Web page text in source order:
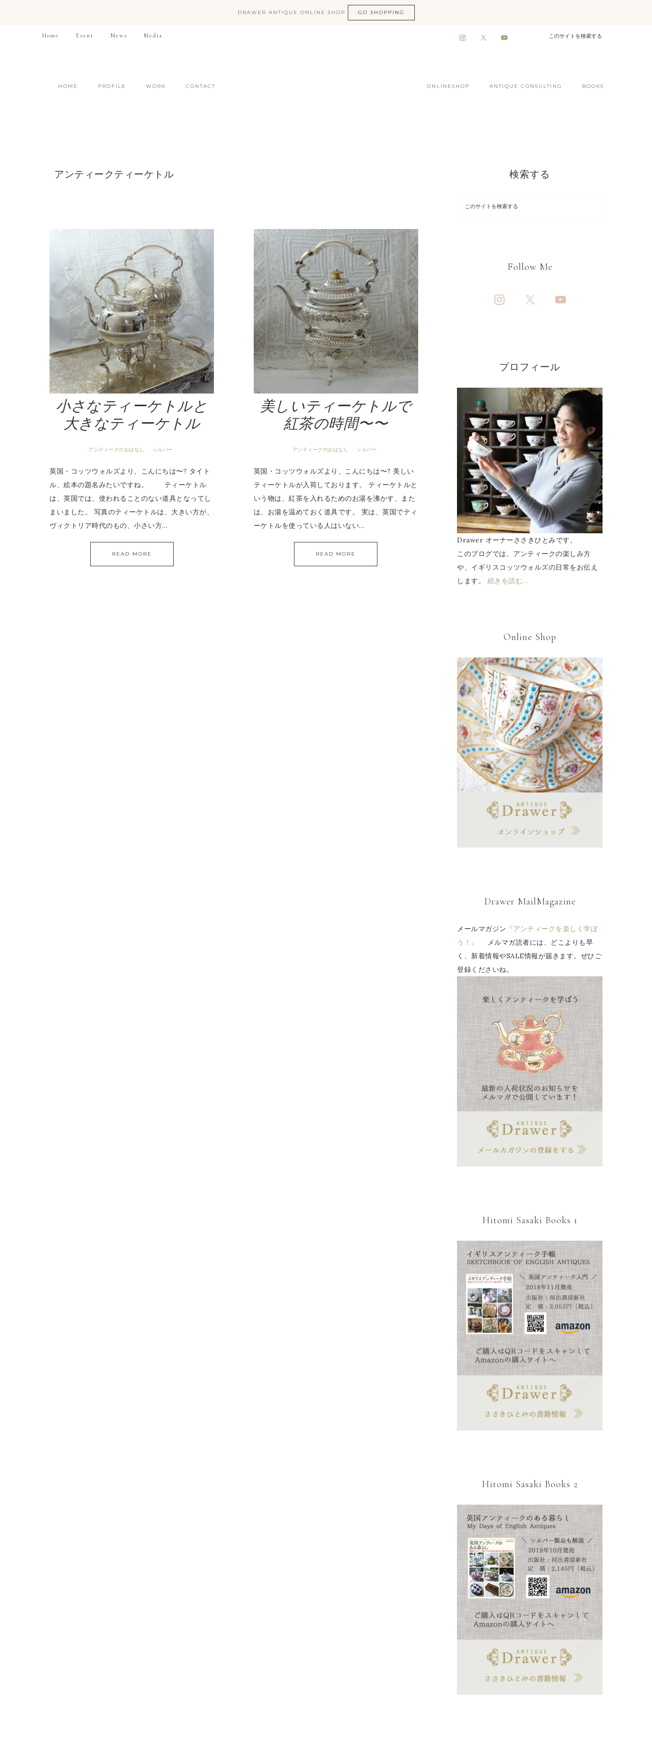
DRAWER ANTIQUE ONLINE SHOP GO SHOPPING
Home Event News Media
HOME PROFILE WORK CONTACT ONLINESHOP ANTIQUE CONSULTING BOOKS
アンティークティーケトル
小さなティーケトルと
大きなティーケトル
アンティークのおはなし · シルバー
英国・コッツウォルズより、こんにちは〜? タイト
ル、絵本の題名みたいですね。 ティーケトル
は、英国では、使われることのない道具となってし
まいました。 写真のティーケトルは、大きい方が、
ヴィクトリア時代のもの、小さい方…
READ MORE
美しいティーケトルで
紅茶の時間〜〜
アンティークのおはなし · シルバー
英国・コッツウォルズより、こんにちは〜? 美しい
ティーケトルが入荷しております。 ティーケトルと
いう物は、紅茶を入れるためのお湯を沸かす、また
は、お湯を温めておく道具です。 実は、英国でティ
ーケトルを使っている人はいない…
READ MORE
検索する
Follow Me
プロフィール
Drawer オーナーささきひとみです。
このブログでは、アンティークの楽しみ方
や、イギリスコッツウォルズの日常をお伝え
します。 続きを読む…
Online Shop
Drawer MailMagazine
メールマガジン 『アンティークを楽しく学ぼ
う！』
メルマガ読者には、どこよりも早
く、新着情報やSALE情報が届きます。ぜひご
登録くださいね。
Hitomi Sasaki Books 1
Hitomi Sasaki Books 2